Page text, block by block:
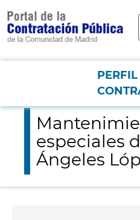
contenido
principal
Menú PCON
Mantenimiento integral
especiales
Ángeles